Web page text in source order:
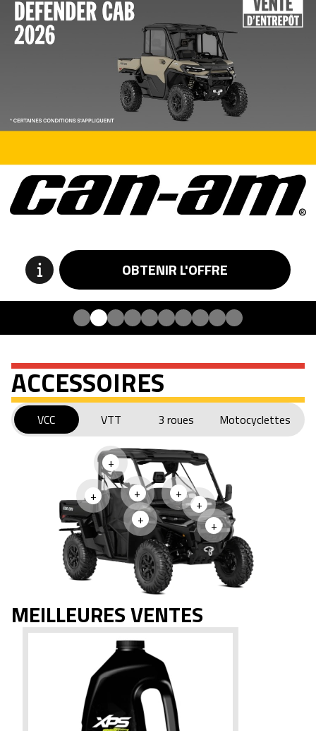
OBTENIR L'OFFRE
ACCESSOIRES
VCC VTT 3 roues Motocyclettes
+
+
+
+
+
+ +
MEILLEURES VENTES